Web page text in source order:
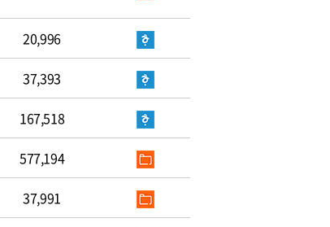
20,996
37,393
167,518
577,194
37,991